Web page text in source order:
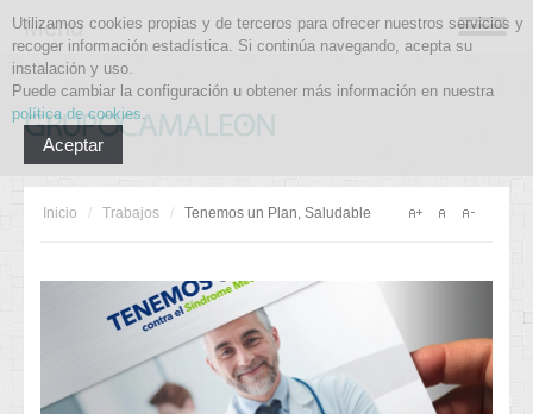
Utilizamos cookies propias y de terceros para ofrecer nuestros servicios y
recoger información estadística. Si continúa navegando, acepta su
instalación y uso.
Puede cambiar la configuración u obtener más información en nuestra
política de cookies.
Aceptar
Menu
Inicio / Trabajos / Tenemos un Plan, Saludable